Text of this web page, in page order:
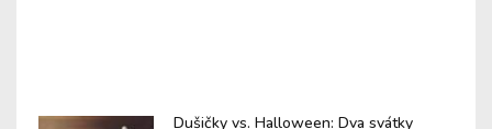
Dušičky vs. Halloween: Dva svátky